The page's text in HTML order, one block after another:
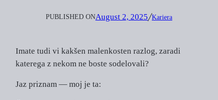
PUBLISHED ONAugust 2, 2025╱Kariera
Imate tudi vi kakšen malenkosten razlog, zaradi
katerega z nekom ne boste sodelovali?
Jaz priznam — moj je ta: